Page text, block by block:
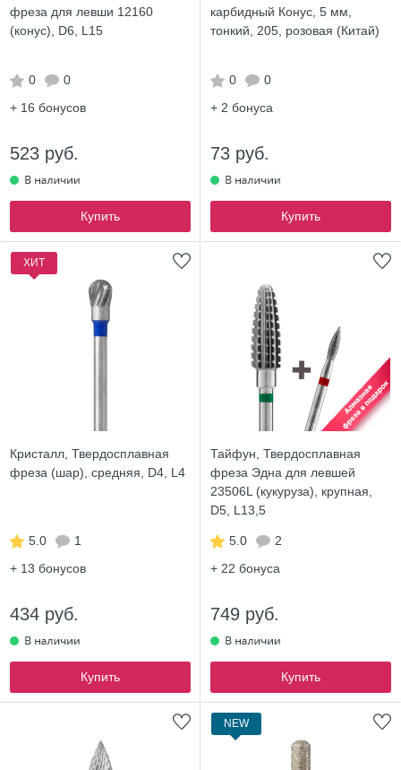
фреза для левши 12160
(конус), D6, L15
0
0
+ 16 бонусов
523 руб.
Купить
карбидный Конус, 5 мм,
тонкий, 205, розовая (Китай)
0
0
+ 2 бонуса
73 руб.
Купить
ХИТ
Кристалл, Твердосплавная
фреза (шар), средняя, D4, L4
5.0
1
+ 13 бонусов
434 руб.
Купить
Тайфун, Твердосплавная
фреза Эдна для левшей
23506L (кукуруза), крупная,
D5, L13,5
5.0
2
+ 22 бонуса
749 руб.
Купить
NEW